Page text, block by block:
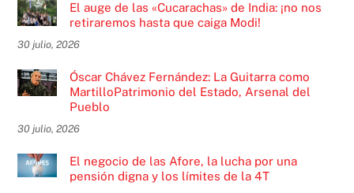
El auge de las «Cucarachas» de India: ¡no nos
retiraremos hasta que caiga Modi!
30 julio, 2026
Óscar Chávez Fernández: La Guitarra como
MartilloPatrimonio del Estado, Arsenal del
Pueblo
30 julio, 2026
El negocio de las Afore, la lucha por una
pensión digna y los límites de la 4T